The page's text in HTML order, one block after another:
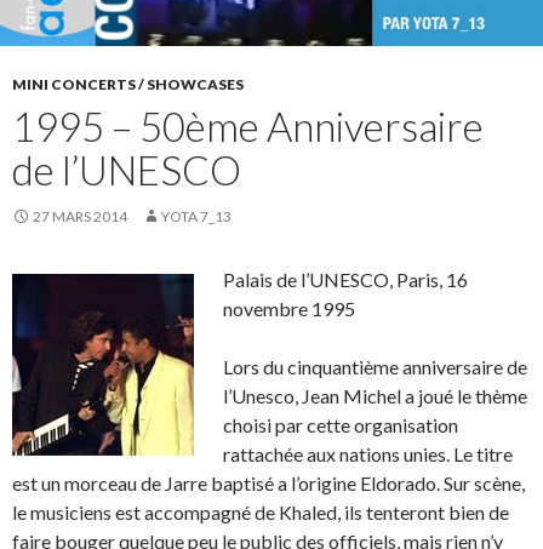
MINI CONCERTS / SHOWCASES
1995 – 50ème Anniversaire
de l’UNESCO
27 MARS 2014 YOTA 7_13
Palais de l’UNESCO, Paris, 16
novembre 1995
Lors du cinquantième anniversaire de
l’Unesco, Jean Michel a joué le thème
choisi par cette organisation
rattachée aux nations unies. Le titre
est un morceau de Jarre baptisé a l’origine Eldorado. Sur scène,
le musiciens est accompagné de Khaled, ils tenteront bien de
faire bouger quelque peu le public des officiels, mais rien n’y